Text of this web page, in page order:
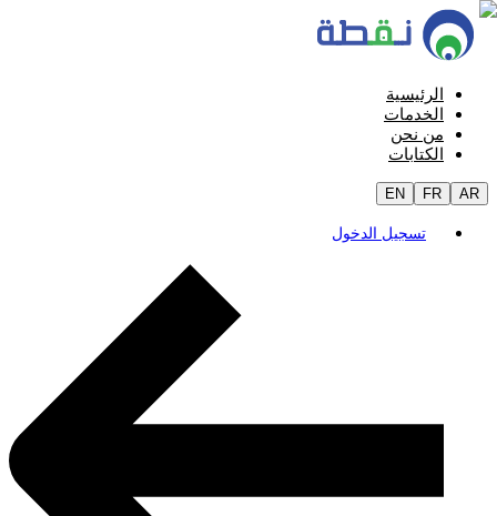
الرئيسية
الخدمات
من نحن
الكتابات
EN FR AR
تسجيل الدخول